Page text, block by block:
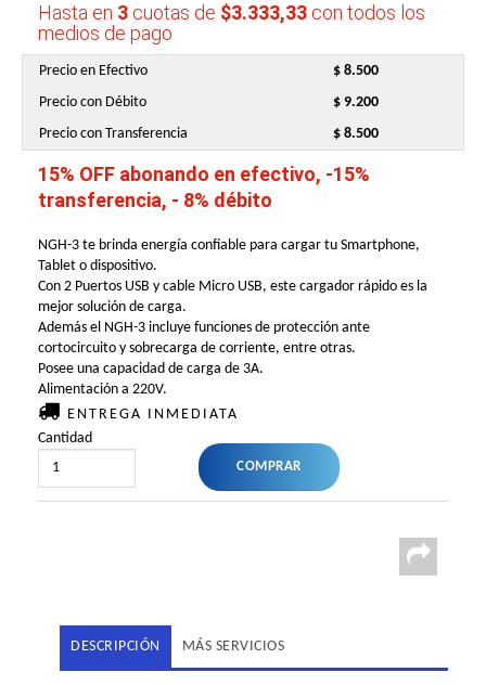
Hasta en 3 cuotas de $3.333,33 con todos los
medios de pago
Precio en Efectivo
$ 8.500
Precio con Débito
$ 9.200
Precio con Transferencia
$ 8.500
15% OFF abonando en efectivo, -15%
transferencia, - 8% débito
NGH-3 te brinda energía confiable para cargar tu Smartphone,
Tablet o dispositivo.
Con 2 Puertos USB y cable Micro USB, este cargador rápido es la
mejor solución de carga.
Además el NGH-3 incluye funciones de protección ante
cortocircuito y sobrecarga de corriente, entre otras.
Posee una capacidad de carga de 3A.
Alimentación a 220V.
ENTREGA INMEDIATA
Cantidad
DESCRIPCIÓN MÁS SERVICIOS